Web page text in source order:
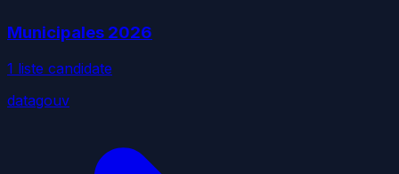
Municipales 2026
1 liste candidate
datagouv